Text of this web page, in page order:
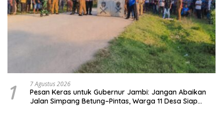
1 7 Agustus 2026
Pesan Keras untuk Gubernur Jambi: Jangan Abaikan
Jalan Simpang Betung–Pintas, Warga 11 Desa Siap